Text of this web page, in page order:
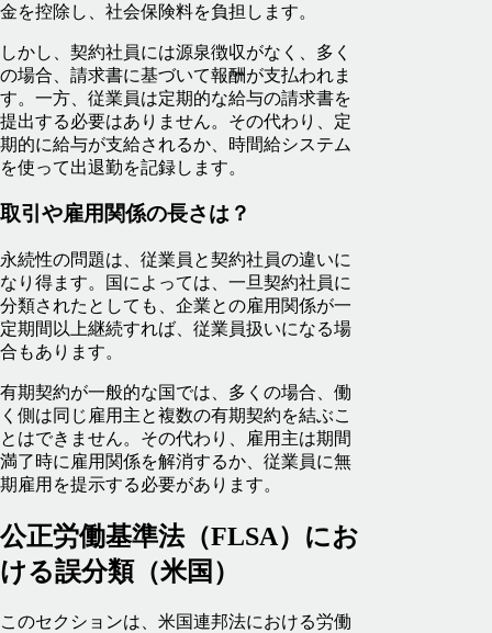
金を控除し、社会保険料を負担します。
しかし、契約社員には源泉徴収がなく、多く
の場合、請求書に基づいて報酬が支払われま
す。一方、従業員は定期的な給与の請求書を
提出する必要はありません。その代わり、定
期的に給与が支給されるか、時間給システム
を使って出退勤を記録します。
取引や雇用関係の長さは？
永続性の問題は、従業員と契約社員の違いに
なり得ます。国によっては、一旦契約社員に
分類されたとしても、企業との雇用関係が一
定期間以上継続すれば、従業員扱いになる場
合もあります。
有期契約が一般的な国では、多くの場合、働
く側は同じ雇用主と複数の有期契約を結ぶこ
とはできません。その代わり、雇用主は期間
満了時に雇用関係を解消するか、従業員に無
期雇用を提示する必要があります。
公正労働基準法（FLSA）にお
ける誤分類（米国）
このセクションは、米国連邦法における労働